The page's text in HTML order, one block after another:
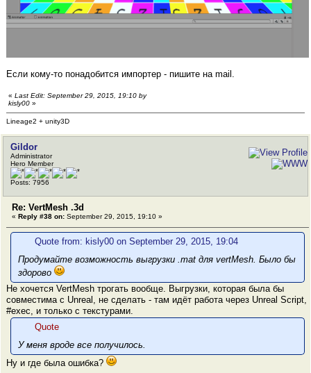
Если кому-то понадобится импортер - пишите на mail.
« Last Edit: September 29, 2015, 19:10 by
kisly00 »
Lineage2 + unity3D
Gildor
Administrator
Hero Member
Posts: 7956
Re: VertMesh .3d
« Reply #38 on: September 29, 2015, 19:10 »
Quote from: kisly00 on September 29, 2015, 19:04
Продумайте возможность выгрузки .mat для vertMesh. Было бы
здорово
Не хочется VertMesh трогать вообще. Выгрузки, которая была бы
совместима с Unreal, не сделать - там идёт работа через Unreal Script,
#exec, и только с текстурами.
Quote
У меня вроде все получилось.
Ну и где была ошибка?